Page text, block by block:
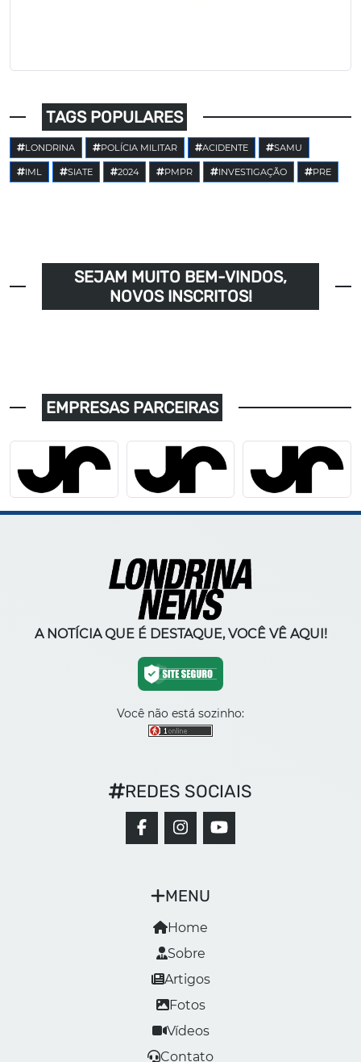
TAGS POPULARES
LONDRINA POLÍCIA MILITAR ACIDENTE SAMU
IML SIATE 2024 PMPR INVESTIGAÇÃO PRE
SEJAM MUITO BEM-VINDOS,
NOVOS INSCRITOS!
EMPRESAS PARCEIRAS
A NOTÍCIA QUE É DESTAQUE, VOCÊ VÊ AQUI!
Você não está sozinho:
MENU
Home
Sobre
Artigos
Fotos
Vídeos
Contato
REDES SOCIAIS